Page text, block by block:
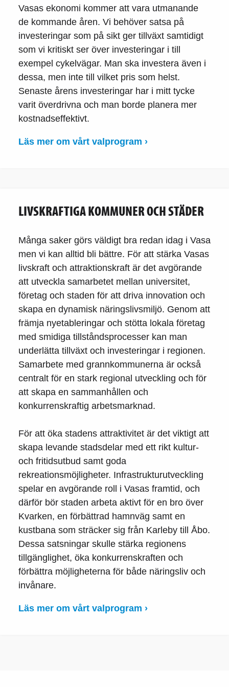
Vasas ekonomi kommer att vara utmanande
de kommande åren. Vi behöver satsa på
investeringar som på sikt ger tillväxt samtidigt
som vi kritiskt ser över investeringar i till
exempel cykelvägar. Man ska investera även i
dessa, men inte till vilket pris som helst.
Senaste årens investeringar har i mitt tycke
varit överdrivna och man borde planera mer
kostnadseffektivt.
Läs mer om vårt valprogram ›
LIVSKRAFTIGA KOMMUNER OCH STÄDER
Många saker görs väldigt bra redan idag i Vasa
men vi kan alltid bli bättre. För att stärka Vasas
livskraft och attraktionskraft är det avgörande
att utveckla samarbetet mellan universitet,
företag och staden för att driva innovation och
skapa en dynamisk näringslivsmiljö. Genom att
främja nyetableringar och stötta lokala företag
med smidiga tillståndsprocesser kan man
underlätta tillväxt och investeringar i regionen.
Samarbete med grannkommunerna är också
centralt för en stark regional utveckling och för
att skapa en sammanhållen och
konkurrenskraftig arbetsmarknad.
För att öka stadens attraktivitet är det viktigt att
skapa levande stadsdelar med ett rikt kultur-
och fritidsutbud samt goda
rekreationsmöjligheter. Infrastrukturutveckling
spelar en avgörande roll i Vasas framtid, och
därför bör staden arbeta aktivt för en bro över
Kvarken, en förbättrad hamnväg samt en
kustbana som sträcker sig från Karleby till Åbo.
Dessa satsningar skulle stärka regionens
tillgänglighet, öka konkurrenskraften och
förbättra möjligheterna för både näringsliv och
invånare.
Läs mer om vårt valprogram ›